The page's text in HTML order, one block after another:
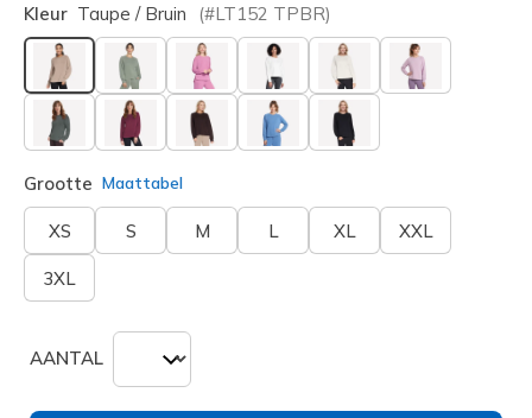
Kleur Taupe / Bruin (#LT152 TPBR)
geselecteerd
Grootte Maattabel
XS S M L XL XXL
3XL
AANTAL